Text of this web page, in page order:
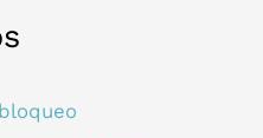
bloqueo